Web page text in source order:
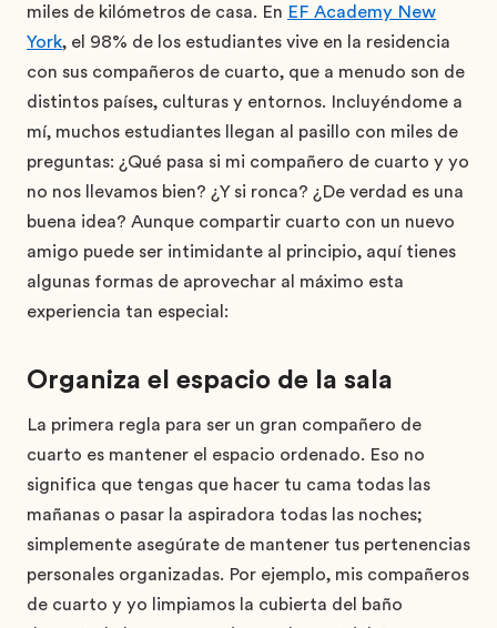
miles de kilómetros de casa. En EF Academy New
York, el 98% de los estudiantes vive en la residencia
con sus compañeros de cuarto, que a menudo son de
distintos países, culturas y entornos. Incluyéndome a
mí, muchos estudiantes llegan al pasillo con miles de
preguntas: ¿Qué pasa si mi compañero de cuarto y yo
no nos llevamos bien? ¿Y si ronca? ¿De verdad es una
buena idea? Aunque compartir cuarto con un nuevo
amigo puede ser intimidante al principio, aquí tienes
algunas formas de aprovechar al máximo esta
experiencia tan especial:
Organiza el espacio de la sala
La primera regla para ser un gran compañero de
cuarto es mantener el espacio ordenado. Eso no
significa que tengas que hacer tu cama todas las
mañanas o pasar la aspiradora todas las noches;
simplemente asegúrate de mantener tus pertenencias
personales organizadas. Por ejemplo, mis compañeros
de cuarto y yo limpiamos la cubierta del baño